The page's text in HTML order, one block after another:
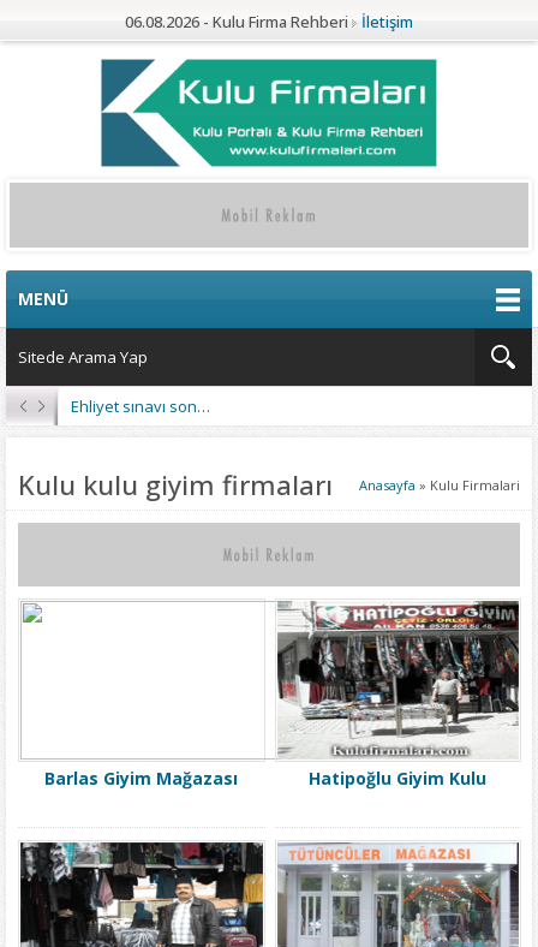
06.08.2026 - Kulu Firma Rehberi İletişim
MENÜ
Ehliyet sınavı sonuçları açıklandı
Anasayfa » Kulu Firmalari
Kulu kulu giyim firmaları
Barlas Giyim Mağazası Hatipoğlu Giyim Kulu